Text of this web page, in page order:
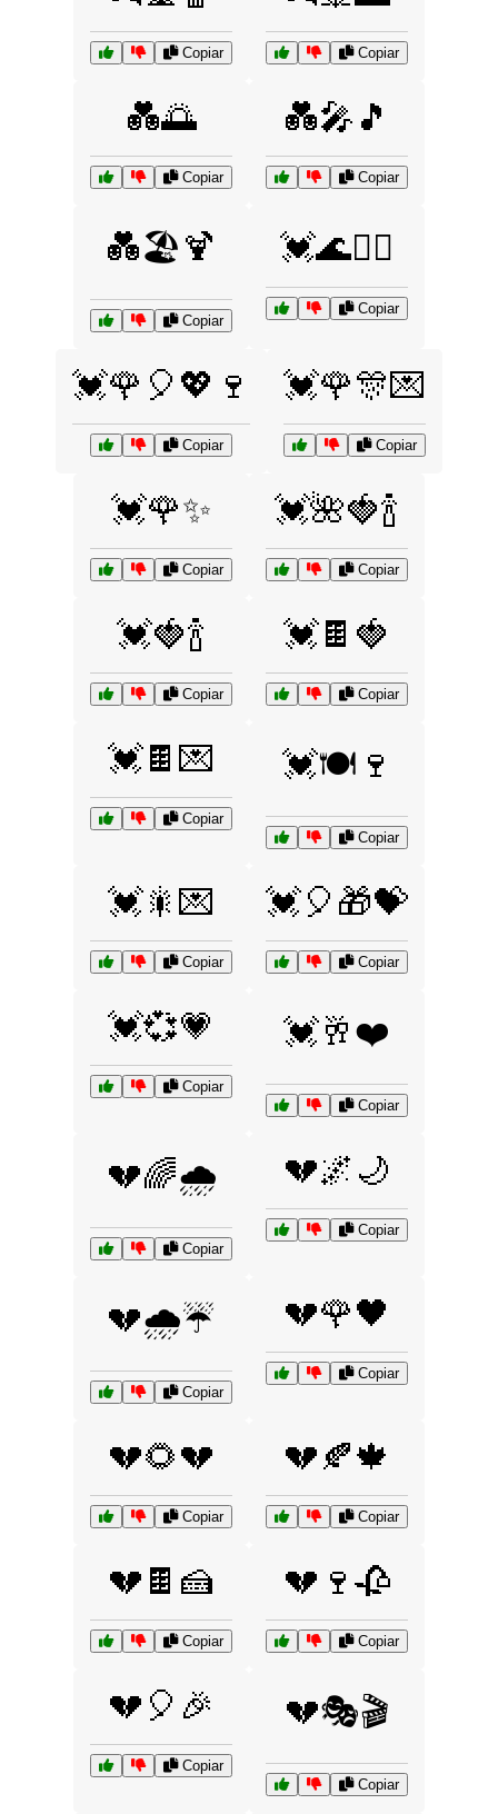
Copiar Copiar
💑🌅
Copiar
💑🎤🎵
Copiar
💑🏖️🍹
Copiar
💓🌊🏄‍♀️
Copiar
💓🌹🎈💖🍷
Copiar
💓🌹🎊💌
Copiar
💓🌹✨
Copiar
💓🌺🍓🍾
Copiar
💓🍓🍾
Copiar
💓🍫🍓
Copiar
💓🍫💌
Copiar
💓🍽️🍷
Copiar
💓🎇💌
Copiar
💓🎈🎁💝
Copiar
💓💞💗
Copiar
💓🥂❤️
Copiar
💔🌈🌧️
Copiar
💔🌌🌙
Copiar
💔🌧️☔
Copiar
💔🌹🖤
Copiar
💔🌻💔
Copiar
💔🍂🍁
Copiar
💔🍫🍰
Copiar
💔🍷🥀
Copiar
💔🎈🎉
Copiar
💔🎭🎬
Copiar